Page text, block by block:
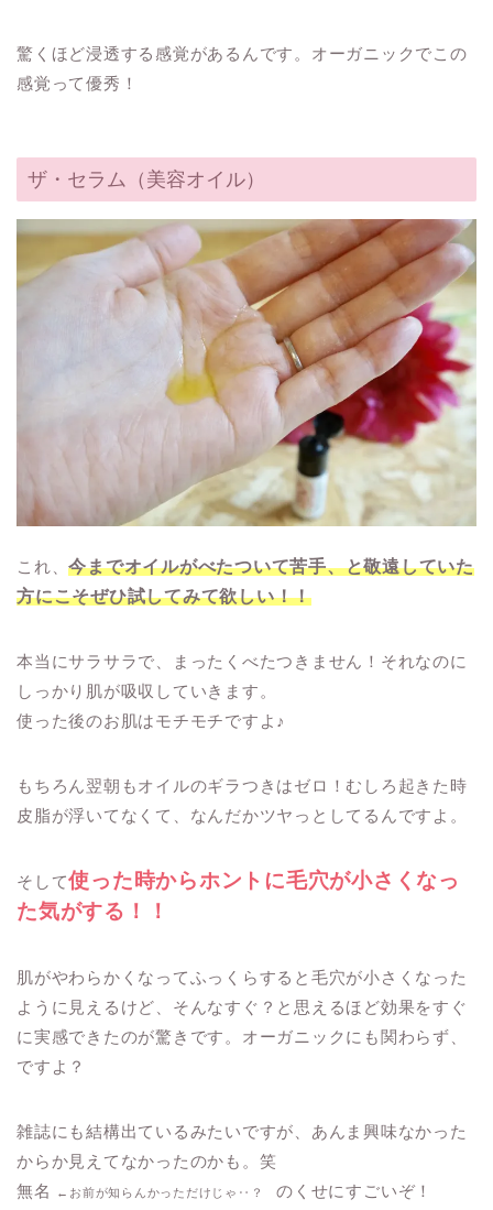
驚くほど浸透する感覚があるんです。オーガニックでこの
感覚って優秀！
ザ・セラム（美容オイル）
これ、今までオイルがべたついて苦手、と敬遠していた
方にこそぜひ試してみて欲しい！！
本当にサラサラで、まったくべたつきません！それなのに
しっかり肌が吸収していきます。
使った後のお肌はモチモチですよ♪
もちろん翌朝もオイルのギラつきはゼロ！むしろ起きた時
皮脂が浮いてなくて、なんだかツヤっとしてるんですよ。
そして使った時からホントに毛穴が小さくなっ
た気がする！！
肌がやわらかくなってふっくらすると毛穴が小さくなった
ように見えるけど、そんなすぐ？と思えるほど効果をすぐ
に実感できたのが驚きです。オーガニックにも関わらず、
ですよ？
雑誌にも結構出ているみたいですが、あんま興味なかった
からか見えてなかったのかも。笑
無名
←お前が知らんかっただけじゃ‥？のくせにすごいぞ！